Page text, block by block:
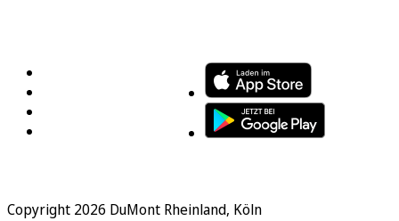
Copyright 2026 DuMont Rheinland, Köln